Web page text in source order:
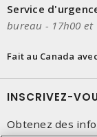
Service
bureau - 17h00 et
Fait au Canada
INSCRIVEZ-
Obtenez des